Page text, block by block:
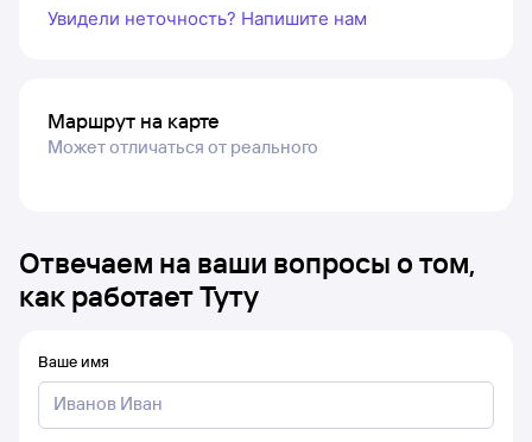
Увидели неточность? Напишите нам
Маршрут на карте
Может отличаться от реального
Отвечаем на ваши вопросы о том,
как работает Туту
Ваше имя